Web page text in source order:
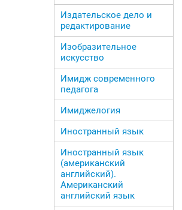
Издательское дело и
редактирование
Изобразительное
искусство
Имидж современного
педагога
Имиджелогия
Иностранный язык
Иностранный язык
(американский
английский).
Американский
английский язык